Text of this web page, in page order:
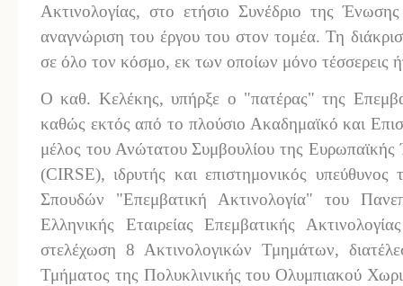
Ακτινολογίας, στο ετήσιο Συνέδριο της
αναγνώριση του έργου του στον τομέα. Τη
σε όλο τον κόσμο, εκ των οποίων μόνο τέσσερεις
Ο καθ. Κελέκης, υπήρξε ο "πατέρας" της
καθώς εκτός από το πλούσιο Ακαδημαϊκό και
μέλος του Ανώτατου Συμβουλίου της Ευρωπαϊκής
(CIRSE), ιδρυτής και επιστημονικός
Σπουδών "Επεμβατική Ακτινολογία" του
Ελληνικής Εταιρείας Επεμβατικής
στελέχωση 8 Ακτινολογικών Τμημάτων,
Τμήματος της Πολυκλινικής του Ολυμπιακού